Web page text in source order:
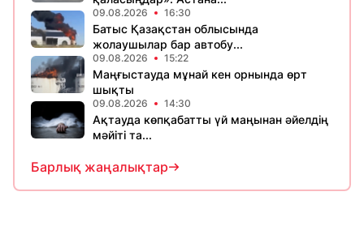
09.08.2026 16:30
Батыс Қазақстан облысында
жолаушылар бар автобу...
09.08.2026 15:22
Маңғыстауда мұнай кен орнында өрт
шықты
09.08.2026 14:30
Ақтауда көпқабатты үй маңынан әйелдің
мәйіті та...
Барлық жаңалықтар